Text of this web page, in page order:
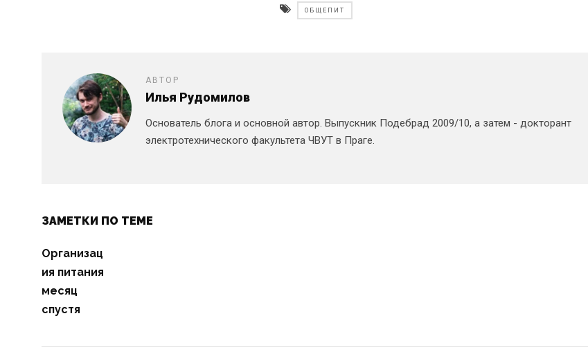
ОБЩЕПИТ
АВТОР
Илья Рудомилов
Основатель блога и основной автор. Выпускник Подебрад 2009/10, а затем - докторант
электротехнического факультета ЧВУТ в Праге.
ЗАМЕТКИ ПО ТЕМЕ
Организац
ия питания
месяц
спустя